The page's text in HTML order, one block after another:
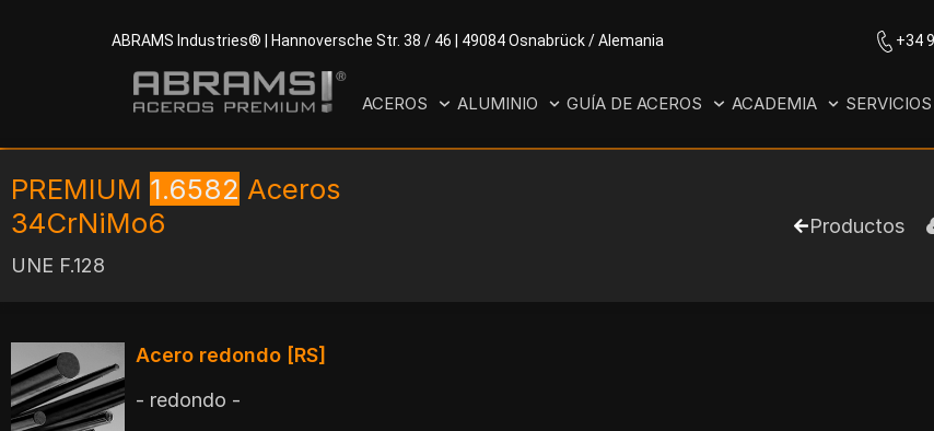
ABRAMS Industries® | Hannoversche Str. 38 / 46 | 49084 Osnabrück / Alemania +34
ACEROS ALUMINIO GUÍA DE ACEROS ACADEMIA SERVICIOS
PREMIUM 1.6582 Aceros
34CrNiMo6
UNE F.128
Productos
Acero redondo [RS]
- redondo -